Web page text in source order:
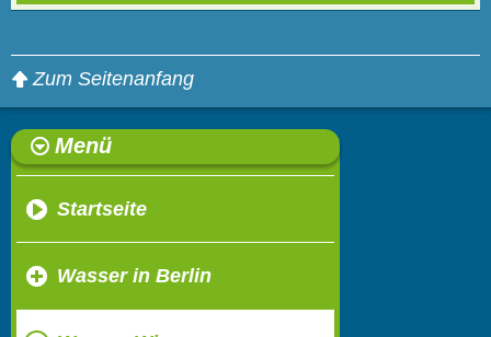
Zum Seitenanfang
Menü
Startseite
Wasser in Berlin